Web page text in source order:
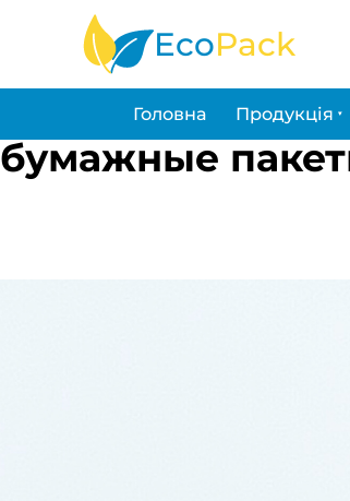
EcoPack
Головна Продукція
бумажные